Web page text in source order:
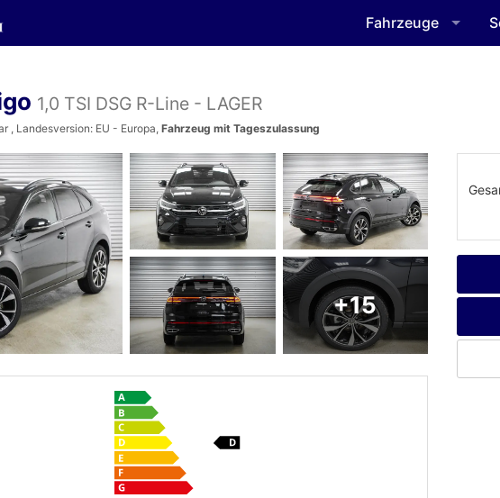
Fahrzeuge
1,0 TSI DSG R-Line - LAGER
, Landesversion: EU - Europa, Fahrzeug mit Tageszulassung
+15